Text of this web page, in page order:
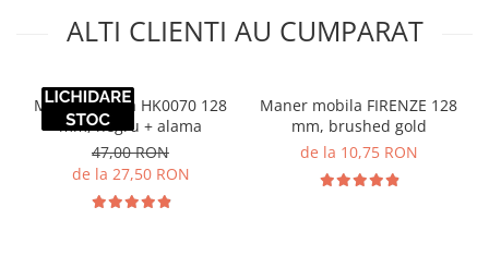
ALTI CLIENTI AU CUMPARAT
Maner mobila HK0070 128
mm, negru + alama
47,00 RON
de la 27,50 RON
Maner mobila FIRENZE 128
mm, brushed gold
de la 10,75 RON